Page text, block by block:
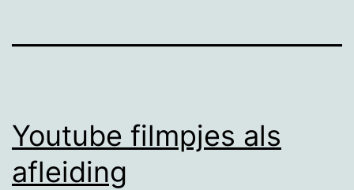
Youtube filmpjes als
afleiding